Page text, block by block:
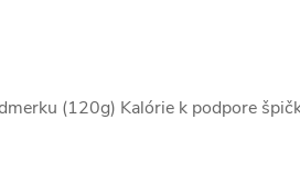
(120g) Kalórie k podpore